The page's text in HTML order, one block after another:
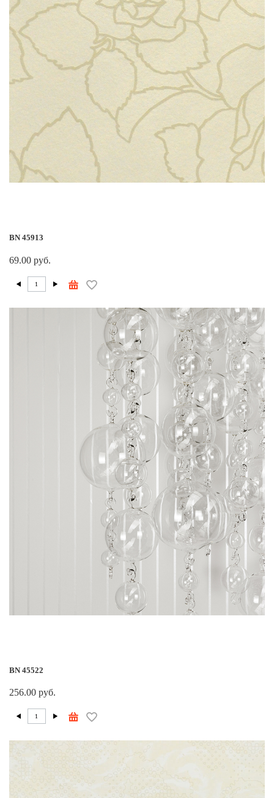
BN 45913
69.00 руб.
BN 45522
256.00 руб.